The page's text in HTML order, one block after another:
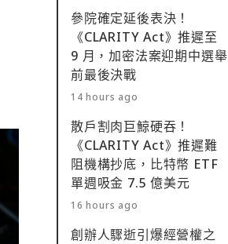
參院確定延後表決！
《CLARITY Act》推遲至
9 月，加密法案迎期中選舉
前最後決戰
14 hours ago
散戶割肉巨鯨硬吞！
《CLARITY Act》推遲難
阻機構抄底，比特幣 ETF
單週吸金 7.5 億美元
16 hours ago
創辦人驟逝引爆經營權之